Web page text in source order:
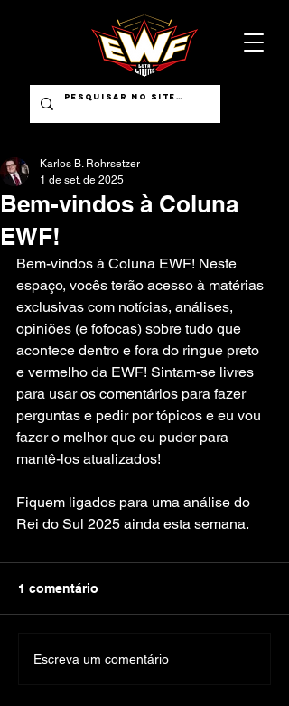
Bem-vindos à Coluna
EWF!
Karlos B. Rohrsetzer
1 de set. de 2025
Bem-vindos à Coluna EWF! Neste
espaço, vocês terão acesso à matérias
exclusivas com notícias, análises,
opiniões (e fofocas) sobre tudo que
acontece dentro e fora do ringue preto
e vermelho da EWF! Sintam-se livres
para usar os comentários para fazer
perguntas e pedir por tópicos e eu vou
fazer o melhor que eu puder para
mantê-los atualizados!
Fiquem ligados para uma análise do
Rei do Sul 2025 ainda esta semana.
1 comentário
Escreva um comentário